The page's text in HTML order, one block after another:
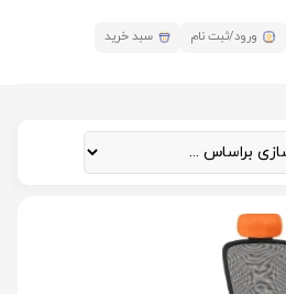
ورود/ثبت نام سبد خرید